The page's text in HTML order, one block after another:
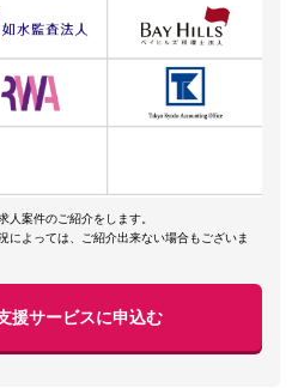
案件のご紹介をします。
によっては、ご紹介出来ない場合もございま
援サービスに申込む